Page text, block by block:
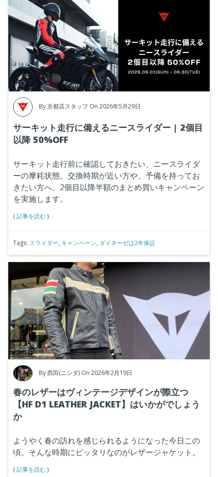
By京都店スタッフ On 2026年5月29日
サーキット走行に備えるニースライダー | 2個目
以降 50%OFF
サーキット走行前に確認しておきたい、ニースライダ
ーの摩耗状態。交換時期が近い方や、予備を持ってお
きたい方へ、2個目以降半額のまとめ買いキャンペーン
を実施します。
(記事を読む)
Tags: スライダー, キャンペーン, ダイネーゼは2年保証
By西田(ニシダ) On 2026年2月19日
春のレザーはヴィンテージデザインが際立つ
【HF D1 LEATHER JACKET】はいかがでしょう
か
ようやく春の訪れを感じられるようになった今日この
頃。そんな時期にピッタリなのがレザージャケット。
(記事を読む)